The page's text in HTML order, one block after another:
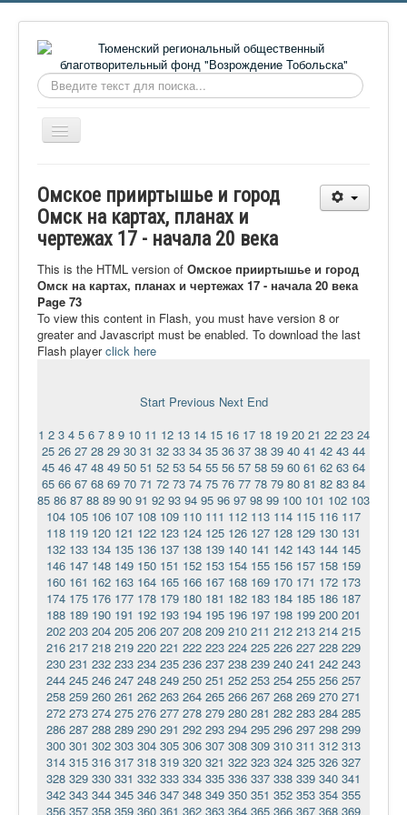
Искать...
Включить/
выключить
О фонде
Онлайн библиотека
Видеоматериалы
Контакты
Сайт проекта Достоевский
Ермаковополе.рф
Омское прииртышье и город
Омск на картах, планах и
чертежах 17 - начала 20 века
This is the HTML version of Омское прииртышье и город
Омск на картах, планах и чертежах 17 - начала 20 века
Page 73
To view this content in Flash, you must have version 8 or
greater and Javascript must be enabled. To download the last
Flash playerclick here
Start Previous Next End
1 2 3 4 5 6 7 8 9 10 11 12 13 14 15 16 17 18 19 20 21 22 23 24
25 26 27 28 29 30 31 32 33 34 35 36 37 38 39 40 41 42 43 44
45 46 47 48 49 50 51 52 53 54 55 56 57 58 59 60 61 62 63 64
65 66 67 68 69 70 71 72 73 74 75 76 77 78 79 80 81 82 83 84
85 86 87 88 89 90 91 92 93 94 95 96 97 98 99 100 101 102 103
104 105 106 107 108 109 110 111 112 113 114 115 116 117
118 119 120 121 122 123 124 125 126 127 128 129 130 131
132 133 134 135 136 137 138 139 140 141 142 143 144 145
146 147 148 149 150 151 152 153 154 155 156 157 158 159
160 161 162 163 164 165 166 167 168 169 170 171 172 173
174 175 176 177 178 179 180 181 182 183 184 185 186 187
188 189 190 191 192 193 194 195 196 197 198 199 200 201
202 203 204 205 206 207 208 209 210 211 212 213 214 215
216 217 218 219 220 221 222 223 224 225 226 227 228 229
230 231 232 233 234 235 236 237 238 239 240 241 242 243
244 245 246 247 248 249 250 251 252 253 254 255 256 257
258 259 260 261 262 263 264 265 266 267 268 269 270 271
272 273 274 275 276 277 278 279 280 281 282 283 284 285
286 287 288 289 290 291 292 293 294 295 296 297 298 299
300 301 302 303 304 305 306 307 308 309 310 311 312 313
314 315 316 317 318 319 320 321 322 323 324 325 326 327
328 329 330 331 332 333 334 335 336 337 338 339 340 341
342 343 344 345 346 347 348 349 350 351 352 353 354 355
356 357 358 359 360 361 362 363 364 365 366 367 368 369